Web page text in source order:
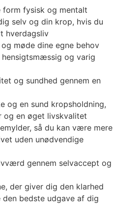
fysisk og mentalt
selv og din krop, hvis du
hverdagsliv
møde dine egne behov
og varig
og sundhed gennem en
og en sund kropsholdning,
en øget livskvalitet
så du kan være mere
uden unødvendige
gennem selvaccept og
der giver dig den klarhed
bedste udgave af dig